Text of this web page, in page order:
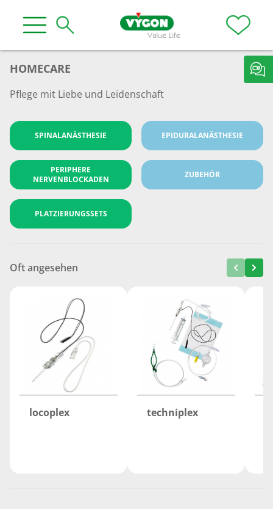
HOMECARE
Pflege mit Liebe und Leidenschaft
SPINALANÄSTHESIE EPIDURALANÄSTHESIE
PERIPHERE
NERVENBLOCKADEN
ZUBEHÖR
PLATZIERUNGSSETS
Oft angesehen
locoplex techniplex